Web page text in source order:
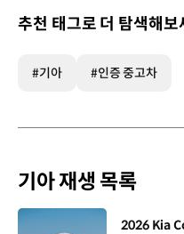
추천 태그로 더 탐색해보
#기아 #인증 중고차
기아 재생 목록
[동영상]
2026 Kia